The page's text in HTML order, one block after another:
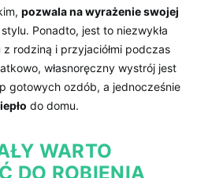
pozwala na wyrażenie swojej
⁣Ponadto, jest to niezwykła
rodziną ‌i przyjaciółmi podczas
własnoręczny wystrój jest
gotowych ozdób, a jednocześnie
do⁣ domu.
WARTO
DO ‍ROBIENIA⁢